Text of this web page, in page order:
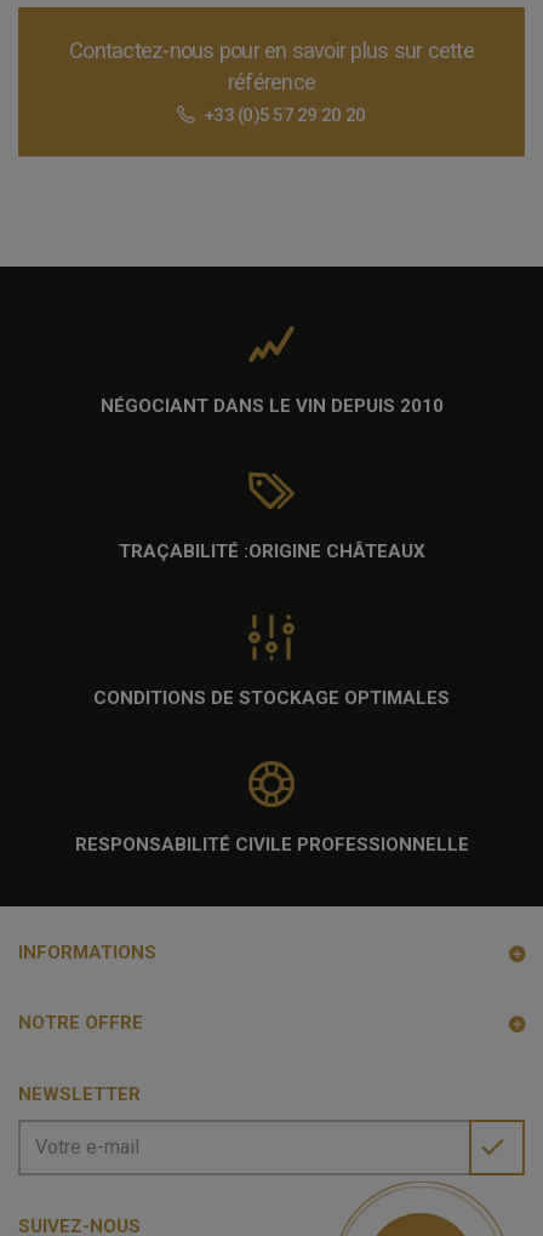
Contactez-nous pour en savoir plus sur cette
référence
+33 (0)5 57 29 20 20
NÉGOCIANT DANS LE VIN DEPUIS 2010
TRAÇABILITÉ :ORIGINE CHÂTEAUX
CONDITIONS DE STOCKAGE OPTIMALES
RESPONSABILITÉ CIVILE PROFESSIONNELLE
INFORMATIONS
NOTRE OFFRE
NEWSLETTER
SUIVEZ-NOUS